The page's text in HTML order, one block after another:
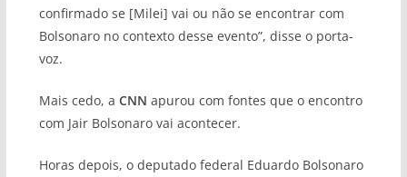
confirmado se [Milei] vai ou não se encontrar com
Bolsonaro no contexto desse evento”, disse o porta-
voz.
Mais cedo, a CNN apurou com fontes que o encontro
com Jair Bolsonaro vai acontecer.
Horas depois, o deputado federal Eduardo Bolsonaro